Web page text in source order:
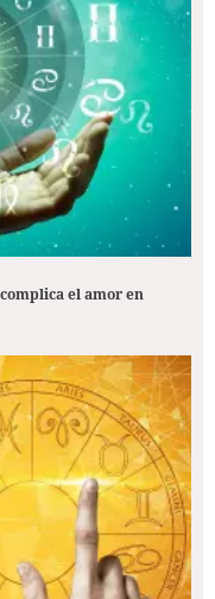
el amor en